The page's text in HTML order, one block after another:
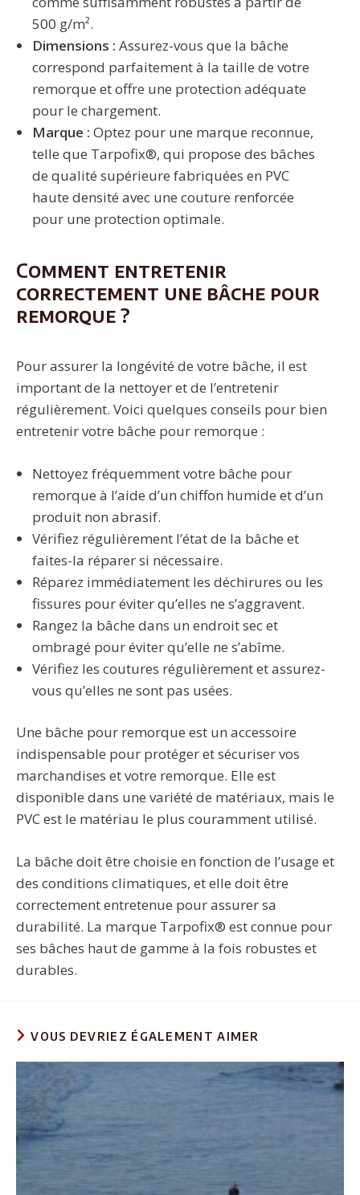
500 g/m².
Dimensions : Assurez-vous que la bâche
correspond parfaitement à la taille de votre
remorque et offre une protection adéquate
pour le chargement.
Marque : Optez pour une marque reconnue,
telle que Tarpofix®, qui propose des bâches
de qualité supérieure fabriquées en PVC
haute densité avec une couture renforcée
pour une protection optimale.
Comment entretenir
correctement une bâche pour
remorque ?
Pour assurer la longévité de votre bâche, il est
important de la nettoyer et de l’entretenir
régulièrement. Voici quelques conseils pour bien
entretenir votre bâche pour remorque :
Nettoyez fréquemment votre bâche pour
remorque à l’aide d’un chiffon humide et d’un
produit non abrasif.
Vérifiez régulièrement l’état de la bâche et
faites-la réparer si nécessaire.
Réparez immédiatement les déchirures ou les
fissures pour éviter qu’elles ne s’aggravent.
Rangez la bâche dans un endroit sec et
ombragé pour éviter qu’elle ne s’abîme.
Vérifiez les coutures régulièrement et assurez-
vous qu’elles ne sont pas usées.
Une bâche pour remorque est un accessoire
indispensable pour protéger et sécuriser vos
marchandises et votre remorque. Elle est
disponible dans une variété de matériaux, mais le
PVC est le matériau le plus couramment utilisé.
La bâche doit être choisie en fonction de l’usage et
des conditions climatiques, et elle doit être
correctement entretenue pour assurer sa
durabilité. La marque Tarpofix® est connue pour
ses bâches haut de gamme à la fois robustes et
durables.
VOUS DEVRIEZ ÉGALEMENT AIMER